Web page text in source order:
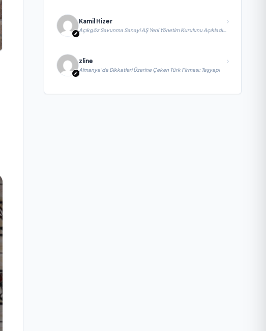
Kamil Hizer
Açıkgöz Savunma Sanayi AŞ Yeni Yönetim Kurulunu Açıkladı
ve Savunma Sanayinde Küresel Vizyon Vurgusu
zline
Almanya’da Dikkatleri Üzerine Çeken Türk Firması: Taşyapı